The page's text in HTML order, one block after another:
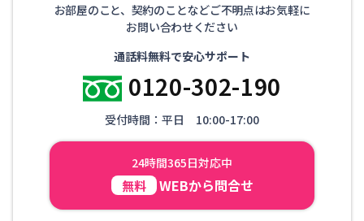
お部屋のこと、契約のことなどご不明点はお気軽に
お問い合わせください
通話料無料で安心サポート
0120-302-190
受付時間：平日 10:00-17:00
24時間365日対応中
無料 WEBから問合せ